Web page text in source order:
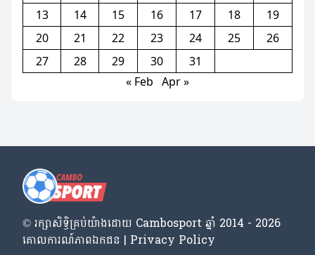
13
14 15 16 17 18
19
20
21 22 23 24 25
26
27
28 29 30
31
« Feb Apr »
© រក្សា​សិទ្ធិ​គ្រប់​យ៉ាង​ដោយ​ Cambosport ឆ្នាំ 2014 - 2026
គោលការណ៍​ភាព​ឯកជន | Privacy Policy